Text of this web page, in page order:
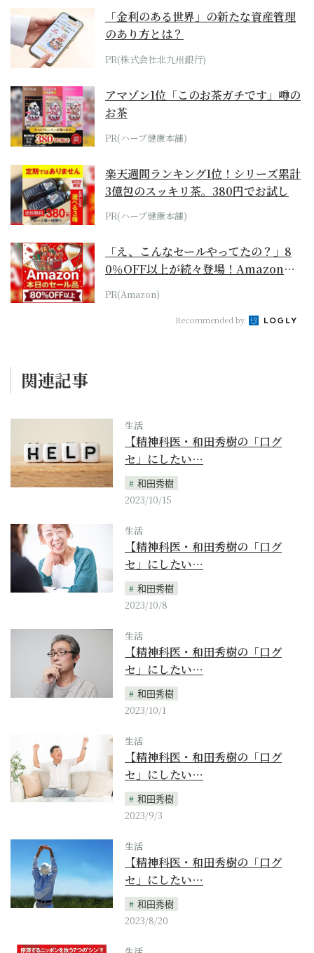
「金利のある世界」の新たな資産管理
のあり方とは？
PR(株式会社北九州銀行)
アマゾン1位「このお茶ガチです」噂の
お茶
PR(ハーブ健康本舗)
楽天週間ランキング1位！シリーズ累計
3億包のスッキリ茶。380円でお試し
PR(ハーブ健康本舗)
「え、こんなセールやってたの？」8
0％OFF以上が続々登場！Amazonの
本気が...
PR(Amazon)
Recommended by
関連記事
生活
【精神科医・和田秀樹の「口グ
セ」にしたい…
和田秀樹
2023/10/15
生活
【精神科医・和田秀樹の「口グ
セ」にしたい…
和田秀樹
2023/10/8
生活
【精神科医・和田秀樹の「口グ
セ」にしたい…
和田秀樹
2023/10/1
生活
【精神科医・和田秀樹の「口グ
セ」にしたい…
和田秀樹
2023/9/3
生活
【精神科医・和田秀樹の「口グ
セ」にしたい…
和田秀樹
2023/8/20